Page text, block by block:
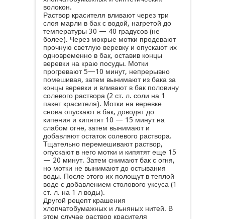
волокон.
Раствор красителя вливают через три
слоя марли в бак с водой, нагретой до
температуры 30 — 40 градусов (не
более). Через мокрые мотки продевают
прочную светлую веревку и опускают их
одновременно в бак, оставив концы
веревки на краю посуды. Мотки
прогревают 5—10 минут, непрерывно
помешивая, затем вынимают из бака за
концы веревки и вливают в бак половину
солевого раствора (2 ст. л. соли на 1
пакет красителя). Мотки на веревке
снова опускают в бак, доводят до
кипения и кипятят 10 — 15 минут на
слабом огне, затем вынимают и
добавляют остаток солевого раствора.
Тщательно перемешивают раствор,
опускают в него мотки и кипятят еще 15
— 20 минут. Затем снимают бак с огня,
но мотки не вынимают до остывания
воды. После этого их полощут в теплой
воде с добавлением столового уксуса (1
ст. л. на 1 л воды).
Другой рецепт крашения
хлопчатобумажных и льняных нитей. В
этом случае раствор красителя